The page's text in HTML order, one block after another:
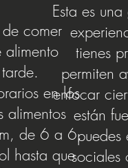
comer
en los
alimentos
de 6 a 6,
hasta que
Esta es
tienes
permiten
enfocar
están
puedes
sociales